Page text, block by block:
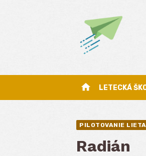
home LETECKÁ
PILOTOVANIE
Radián